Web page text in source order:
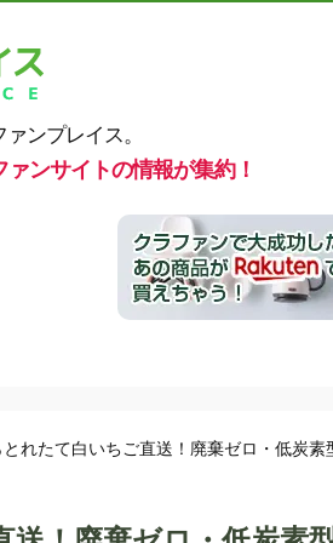
ンプレイス。
ンサイトの情報が集約！
れたて白いちご直送！廃棄ゼロ・低炭